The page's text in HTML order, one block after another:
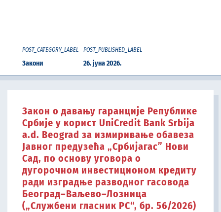
POST_CATEGORY_LABEL
Закони
POST_PUBLISHED_LABEL
26. јуна 2026.
Закон о давању гаранције Републике
Србије у корист UniCredit Bank Srbija
a.d. Beograd за измиривање обавеза
Јавног предузећа „Србијагас” Нови
Сад, по основу уговора о
дугорочном инвестиционом кредиту
ради изградње разводног гасовода
Београд–Ваљево–Лозница
(„Службени гласник РС“, бр. 56/2026)